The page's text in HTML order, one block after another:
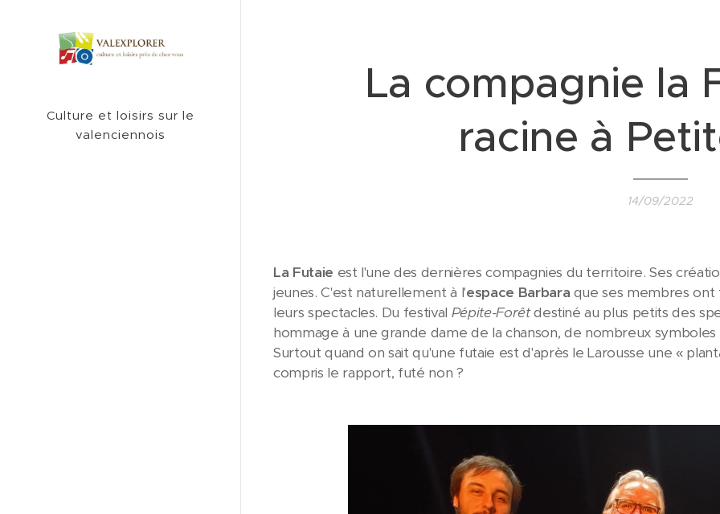
Culture et loisirs sur le
valenciennois
La compagnie la
racine à
14/09/2022
La Futaie est l'une des dernières compagnies du territoire. Ses
jeunes. C'est naturellement à l'espace Barbara que ses membres
leurs spectacles. Du festival Pépite-Forêtdestiné au plus petits des
hommage à une grande dame de la chanson, de nombreux
Surtout quand on sait qu'une futaie est d'après le Larousse une «
compris le rapport, futé non ?